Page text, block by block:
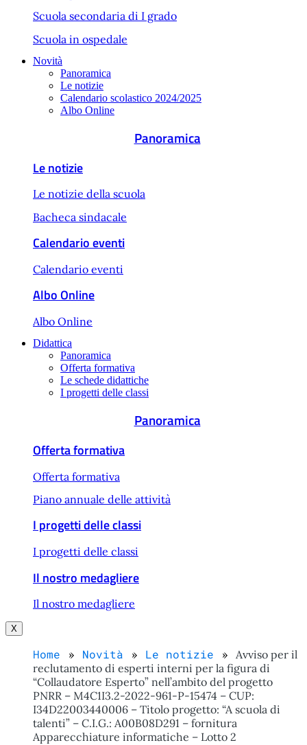
Scuola secondaria di I grado
Scuola in ospedale
Novità
Panoramica
Le notizie
Calendario scolastico 2024/2025
Albo Online
Panoramica
Le notizie
Le notizie della scuola
Bacheca sindacale
Calendario eventi
Calendario eventi
Albo Online
Albo Online
Didattica
Panoramica
Offerta formativa
Le schede didattiche
I progetti delle classi
Panoramica
Offerta formativa
Offerta formativa
Piano annuale delle attività
I progetti delle classi
I progetti delle classi
Il nostro medagliere
Il nostro medagliere
X
Home Novità Le notizie
Avviso per il
reclutamento di esperti interni per la figura di
“Collaudatore Esperto” nell’ambito del progetto
PNRR – M4C1I3.2-2022-961-P-15474 – CUP:
I34D22003440006 – Titolo progetto: “A scuola di
talenti” – C.I.G.: A00B08D291 – fornitura
Apparecchiature informatiche – Lotto 2